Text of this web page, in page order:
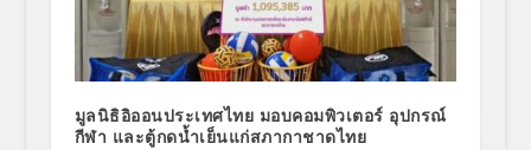
มูลนิธิอิออนประเทศไทย มอบคอมพิวเตอร์ อุปกรณ์
กีฬา และตู้กดน้ำเย็นแก่สภากาชาดไทย